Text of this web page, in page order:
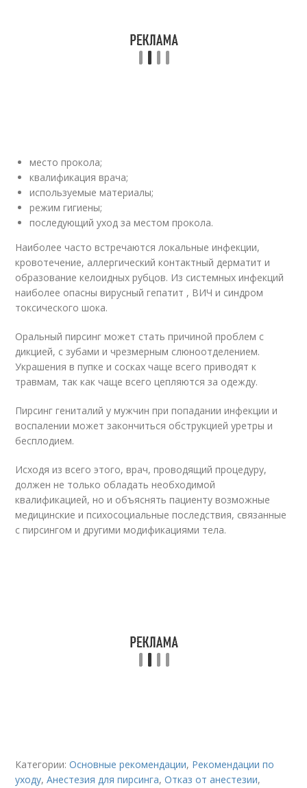
место прокола;
квалификация врача;
используемые материалы;
режим гигиены;
последующий уход за местом прокола.
Наиболее часто встречаются локальные инфекции,
кровотечение, аллергический контактный дерматит и
образование келоидных рубцов. Из системных инфекций
наиболее опасны вирусный гепатит , ВИЧ и синдром
токсического шока.
Оральный пирсинг может стать причиной проблем с
дикцией, с зубами и чрезмерным слюноотделением.
Украшения в пупке и сосках чаще всего приводят к
травмам, так как чаще всего цепляются за одежду.
Пирсинг гениталий у мужчин при попадании инфекции и
воспалении может закончиться обструкцией уретры и
бесплодием.
Исходя из всего этого, врач, проводящий процедуру,
должен не только обладать необходимой
квалификацией, но и объяснять пациенту возможные
медицинские и психосоциальные последствия, связанные
с пирсингом и другими модификациями тела.
Категории:Основные рекомендации, Рекомендации по
уходу,Анестезия для пирсинга,Отказ от анестезии,